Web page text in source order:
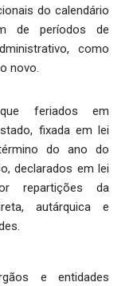
do calendário
de períodos de
como
novo.
feriados em
fixada em lei
do ano do
declarados em lei
repartições da
autárquica e
e entidades